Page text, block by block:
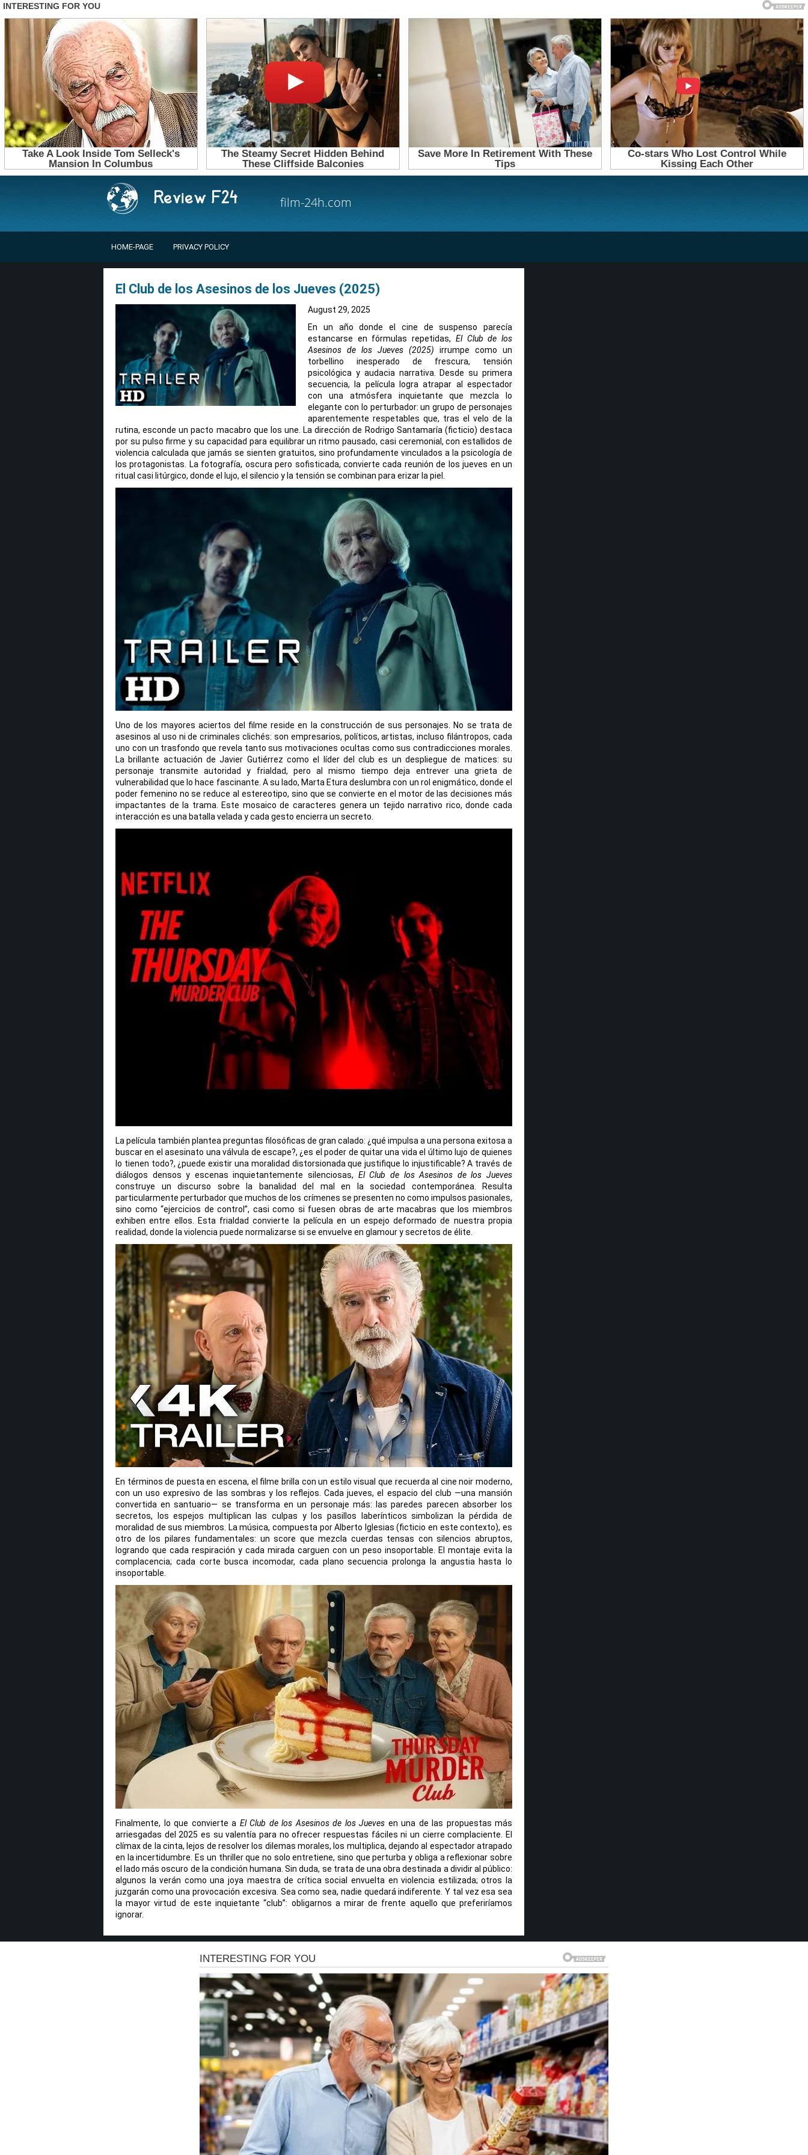
film-24h.com
HOME-PAGE PRIVACY POLICY
El Club de los Asesinos de los Jueves (2025)
August 29, 2025
En un año donde el cine de suspenso parecía
estancarse en fórmulas repetidas, El Club de los
Asesinos de los Jueves (2025) irrumpe como un
torbellino inesperado de frescura, tensión
psicológica y audacia narrativa. Desde su primera
secuencia, la película logra atrapar al espectador
con una atmósfera inquietante que mezcla lo
elegante con lo perturbador: un grupo de personajes
aparentemente respetables que, tras el velo de la
rutina, esconde un pacto macabro que los une. La dirección de Rodrigo Santamaría (ficticio) destaca
por su pulso firme y su capacidad para equilibrar un ritmo pausado, casi ceremonial, con estallidos de
violencia calculada que jamás se sienten gratuitos, sino profundamente vinculados a la psicología de
los protagonistas. La fotografía, oscura pero sofisticada, convierte cada reunión de los jueves en un
ritual casi litúrgico, donde el lujo, el silencio y la tensión se combinan para erizar la piel.
Uno de los mayores aciertos del filme reside en la construcción de sus personajes. No se trata de
asesinos al uso ni de criminales clichés: son empresarios, políticos, artistas, incluso filántropos, cada
uno con un trasfondo que revela tanto sus motivaciones ocultas como sus contradicciones morales.
La brillante actuación de Javier Gutiérrez como el líder del club es un despliegue de matices: su
personaje transmite autoridad y frialdad, pero al mismo tiempo deja entrever una grieta de
vulnerabilidad que lo hace fascinante. A su lado, Marta Etura deslumbra con un rol enigmático, donde el
poder femenino no se reduce al estereotipo, sino que se convierte en el motor de las decisiones más
impactantes de la trama. Este mosaico de caracteres genera un tejido narrativo rico, donde cada
interacción es una batalla velada y cada gesto encierra un secreto.
La película también plantea preguntas filosóficas de gran calado: ¿qué impulsa a una persona exitosa a
buscar en el asesinato una válvula de escape?, ¿es el poder de quitar una vida el último lujo de quienes
lo tienen todo?, ¿puede existir una moralidad distorsionada que justifique lo injustificable? A través de
diálogos densos y escenas inquietantemente silenciosas, El Club de los Asesinos de los Jueves
construye un discurso sobre la banalidad del mal en la sociedad contemporánea. Resulta
particularmente perturbador que muchos de los crímenes se presenten no como impulsos pasionales,
sino como “ejercicios de control”, casi como si fuesen obras de arte macabras que los miembros
exhiben entre ellos. Esta frialdad convierte la película en un espejo deformado de nuestra propia
realidad, donde la violencia puede normalizarse si se envuelve en glamour y secretos de élite.
En términos de puesta en escena, el filme brilla con un estilo visual que recuerda al cine noir moderno,
con un uso expresivo de las sombras y los reflejos. Cada jueves, el espacio del club —una mansión
convertida en santuario— se transforma en un personaje más: las paredes parecen absorber los
secretos, los espejos multiplican las culpas y los pasillos laberínticos simbolizan la pérdida de
moralidad de sus miembros. La música, compuesta por Alberto Iglesias (ficticio en este contexto), es
otro de los pilares fundamentales: un score que mezcla cuerdas tensas con silencios abruptos,
logrando que cada respiración y cada mirada carguen con un peso insoportable. El montaje evita la
complacencia; cada corte busca incomodar, cada plano secuencia prolonga la angustia hasta lo
insoportable.
Finalmente, lo que convierte a El Club de los Asesinos de los Jueves en una de las propuestas más
arriesgadas del 2025 es su valentía para no ofrecer respuestas fáciles ni un cierre complaciente. El
clímax de la cinta, lejos de resolver los dilemas morales, los multiplica, dejando al espectador atrapado
en la incertidumbre. Es un thriller que no solo entretiene, sino que perturba y obliga a reflexionar sobre
el lado más oscuro de la condición humana. Sin duda, se trata de una obra destinada a dividir al público:
algunos la verán como una joya maestra de crítica social envuelta en violencia estilizada; otros la
juzgarán como una provocación excesiva. Sea como sea, nadie quedará indiferente. Y tal vez esa sea
la mayor virtud de este inquietante “club”: obligarnos a mirar de frente aquello que preferiríamos
ignorar.